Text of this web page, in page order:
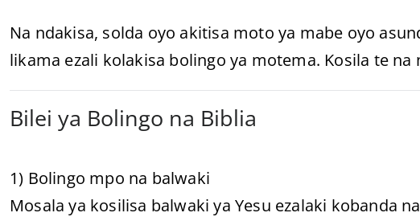
Na ndakisa, solda oyo akitisa moto ya mabe oyo
likama ezali kolakisa bolingo ya motema. Kosila te
Bilei ya Bolingo na Biblia
1) Bolingo mpo na balwaki
Mosala ya kosilisa balwaki ya Yesu ezalaki kobanda